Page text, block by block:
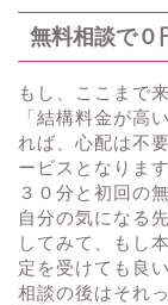
無料相談で０
もし、ここまで
「結構料金が高
れば、心配は不
ービスとなりま
３０分と初回の
自分の気になる
してみて、もし
定を受けても良
相談の後はそれ